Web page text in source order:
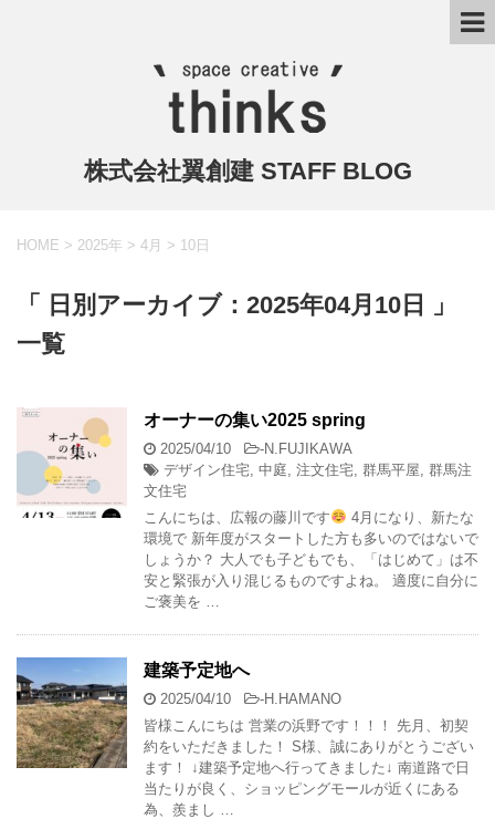
株式会社翼創建 STAFF BLOG
HOME > 2025年 > 4月 > 10日
「 日別アーカイブ：2025年04月10日 」
一覧
オーナーの集い2025 spring
2025/04/10 -N.FUJIKAWA
デザイン住宅 中庭 注文住宅 群馬平屋 群馬注
文住宅
こんにちは、広報の藤川です
4月になり、新たな
環境で 新年度がスタートした方も多いのではないで
しょうか？ 大人でも子どもでも、「はじめて」は不
安と緊張が入り混じるものですよね。 適度に自分に
ご褒美を …
建築予定地へ
2025/04/10 -H.HAMANO
皆様こんにちは 営業の浜野です！！！ 先月、初契
約をいただきました！ S様、誠にありがとうござい
ます！ ↓建築予定地へ行ってきました↓ 南道路で日
当たりが良く、ショッピングモールが近くにある
為、羨まし …